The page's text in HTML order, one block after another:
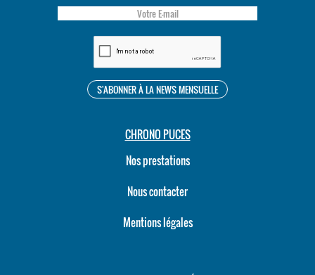
CHRONO PUCES
Nos prestations
Nous contacter
Mentions légales